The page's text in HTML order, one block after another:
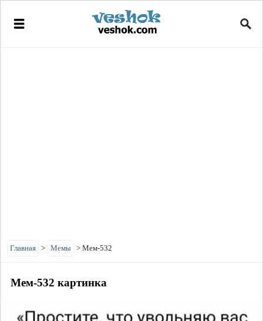
Главная > Мемы > Мем-532
Мем-532 картинка